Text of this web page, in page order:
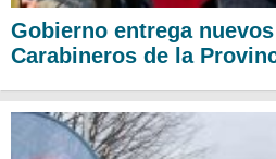
Gobierno entrega
Carabineros de la